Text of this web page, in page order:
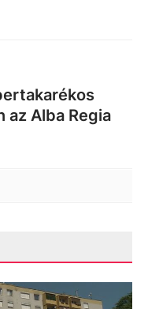
az Alba Regia